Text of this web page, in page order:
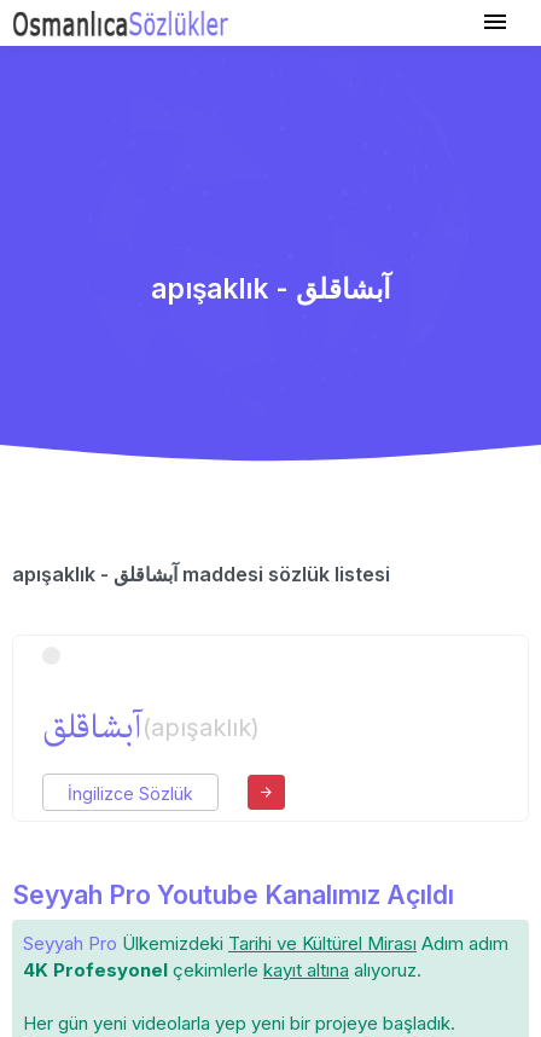
apışaklık - آبشاقلق
apışaklık - آبشاقلق maddesi sözlük listesi
آبشاقلق(apışaklık)
İngilizce Sözlük
Seyyah Pro Youtube Kanalımız Açıldı
Seyyah Pro Ülkemizdeki Tarihi ve Kültürel Mirası Adım adım
4K Profesyonel çekimlerle kayıt altına alıyoruz.
Her gün yeni videolarla yep yeni bir projeye başladık.